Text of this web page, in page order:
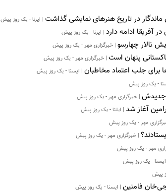
در تاریخ هنرهای نمایشی گذاشت | ایرنا - یک روز پیش
آفریقا ادامه دارد | ایرنا - یک روز پیش
تالار چهارسو | خبرگزاری مهر - یک روز پیش
پنهان است | خبرگزاری مهر - یک روز پیش
برای جلب اعتماد مخاطبان | ایسنا - یک روز پیش
- یک روز پیش
جدیدش | خبرگزاری مهر - یک روز پیش
آغاز شد | ایلنا - یک روز پیش
مهر - یک روز پیش
| خبرگزاری مهر - یک روز پیش
مهر - یک روز پیش
- یک روز پیش
پیش
فامنین | ایسنا - یک روز پیش